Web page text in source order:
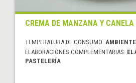
CREMA DE MANZANA Y CANELA
TEMPERATURA DE CONSUMO: AMBIENTE
ELABORACIONES COMPLEMENTARIAS:
PASTELERÍA